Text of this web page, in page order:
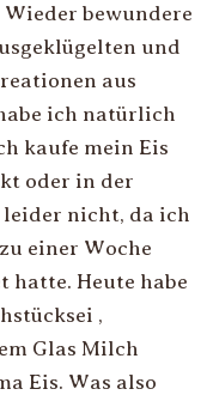
bewundere
und
aus
ich natürlich
kaufe mein Eis
oder in der
leider nicht, da ich
einer Woche
hatte. Heute habe
,
Glas Milch
Eis. Was also